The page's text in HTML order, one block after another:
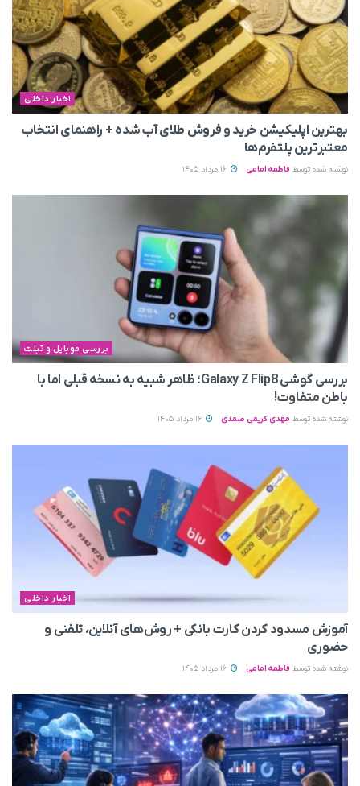
اخبار داخلی
بهترین اپلیکیشن خرید و فروش طلای آب شده + راهنمای انتخاب
معتبرترین پلتفرم‌ها
نوشته شده توسط فاطمه امامی
بررسی موبایل و تبلت
بررسی گوشی Galaxy Z Flip8؛ ظاهر شبیه به نسخه قبلی اما با
باطن متفاوت!
نوشته شده توسط مهدی کریمی صمدی
اخبار داخلی
آموزش مسدود کردن کارت بانکی + روش‌های آنلاین، تلفنی و
حضوری
نوشته شده توسط فاطمه امامی